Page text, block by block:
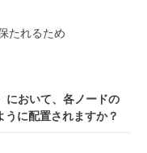
たれるため
おいて、各ノードの
に配置されますか？